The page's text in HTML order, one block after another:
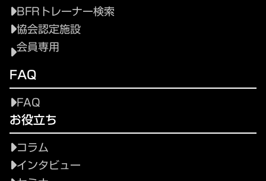
BFRトレーナー検索
協会認定施設
会員専用
FAQ
FAQ
お役立ち
コラム
インタビュー